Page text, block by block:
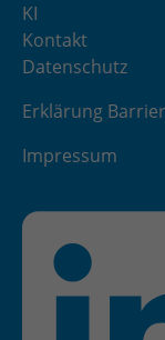
KI
Kontakt
Datenschutz
Erklärung
Impressum